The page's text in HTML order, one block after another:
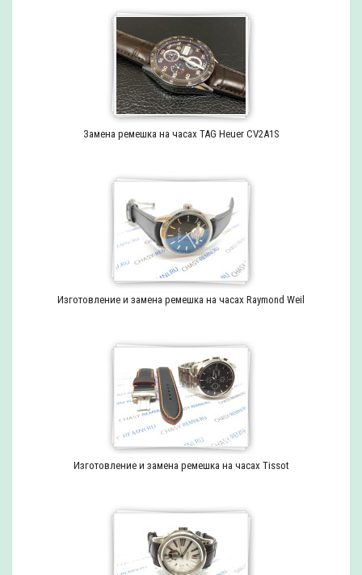
Замена ремешка на часах TAG Heuer CV2A1S
Изготовление и замена ремешка на часах Raymond Weil
Изготовление и замена ремешка на часах Tissot